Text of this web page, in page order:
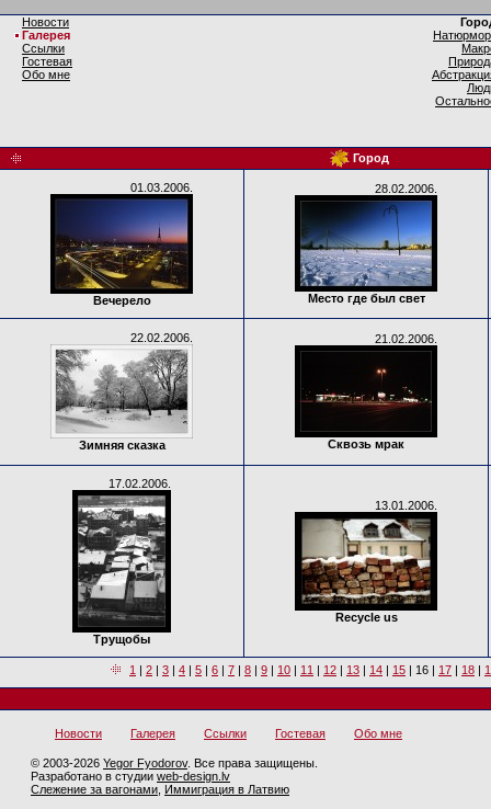
Новости
Галерея
Ссылки
Гостевая
Обо мне
Город
01.03.2006.
Вечерело
28.02.2006.
Место где был свет
22.02.2006.
Зимняя сказка
21.02.2006.
Сквозь мрак
17.02.2006.
Трущобы
13.01.2006.
Recycle us
1 | 2 | 3 | 4 | 5 | 6 | 7 | 8 | 9 | 10 | 11 | 12 | 13 | 14 | 15 | 16 | 17 | 18 |
Новости Галерея Ссылки Гостевая Обо мне
© 2003-2026 Yegor Fyodorov. Все права защищены.
Разработано в студии web-design.lv
Слежение за вагонами Иммиграция в Латвию